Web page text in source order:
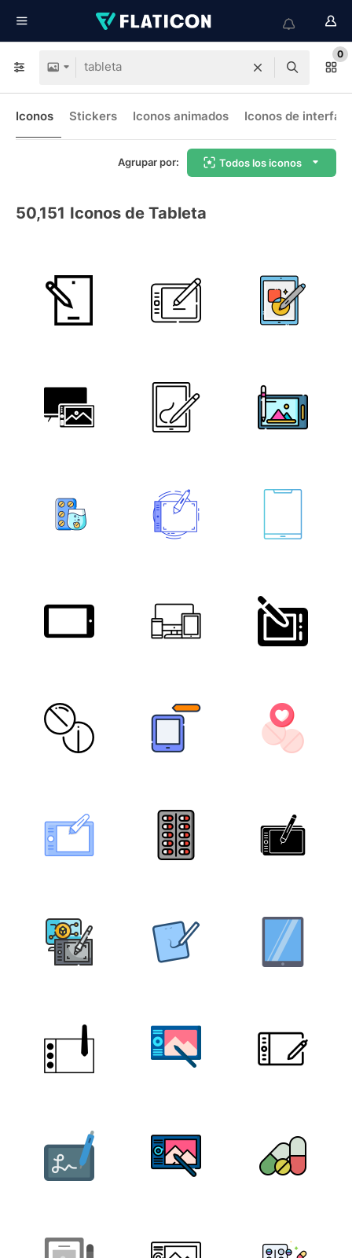
0
Iconos Stickers Iconos animados Iconos de interfaz
Agrupar por: Todos los iconos
50,151 Iconos de Tableta